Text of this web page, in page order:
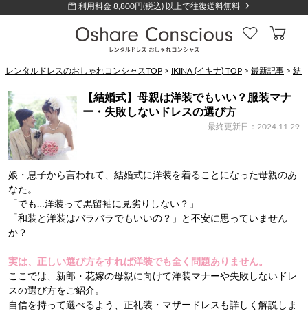
利用料金 8,800円(税込) 以上で往復送料無料
レンタルドレスのおしゃれコンシャスTOP > IKINA (イキナ) TOP > 最新記事 > 結
【結婚式】母親は洋装でもいい？服装マナ
ー・失敗しないドレスの選び方
最終更新日：2024.11.29
娘・息子から言われて、結婚式に洋装を着ることになった母親のあ
なた。
「でも…洋装って黒留袖に見劣りしない？」
「和装と洋装はバラバラでもいいの？」と不安に思っていません
か？
実は、正しい選び方をすれば洋装でも全く問題ありません。
ここでは、新郎・花嫁の母親に向けて洋装マナーや失敗しないドレ
スの選び方をご紹介。
自信を持って選べるよう、正礼装・マザードレスも詳しく解説しま